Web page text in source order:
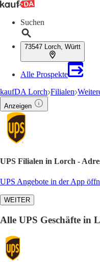
Suchen
73547 Lorch, Württ
Alle Prospekte
kaufDA Lorch Filialen
Anzeigen
UPS Filialen in Lorch -
UPS Angebote in der App
WEITER
Alle UPS Geschäfte in